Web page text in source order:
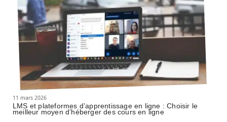
11 mars 2026
LMS et plateformes d’apprentissage en ligne : Choisir le
meilleur moyen d’héberger des cours en ligne